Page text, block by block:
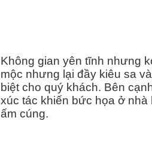
Không gian yên tĩnh nhưng
mộc nhưng lại đầy kiêu sa
biệt cho quý khách. Bên
xúc tác khiến bức họa ở nhà
ấm cúng.